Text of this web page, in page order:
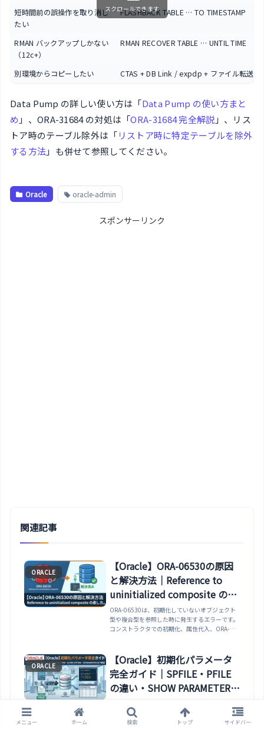
短時間前の誤操作を取り消し
たい
FLASHBACK TABLE … TO TIMESTAMP
RMAN バックアップしかない
（12c+）
RMAN RECOVER TABLE … UNTIL TIME
別環境からコピーしたい CTAS + DB Link / expdp + ファイル転送
スクロールできます
Data Pump の詳しい使い方は「Data Pump の使い方まと
め 」、ORA-31684 の対処は「ORA-31684 完全解説 」、リス
トア時のテーブル除外は「リストア時に特定テーブルを除外
する方法」も併せて参照してください。
Oracle oracle-admin
スポンサーリンク
関連記事
ORACLE
【Oracle】ORA-06530の原因
と解決方法｜Reference to
uninitialized composite の直
し方
ORA-06530は、初期化していないオブジェクト
型や複合型を参照した時に発生するエラーです。
コンストラクタでの初期化、属性代入、ORA-
ORACLE
【Oracle】初期化パラメータ
完全ガイド｜SPFILE・PFILE
の違い・SHOW PARAMETER・
V$PARAMETER まで解説
SPFILE と PFILE の違い・SHOW PARAMETER /
V$PARAMETER でのパラメータ確認・ALTER
メニュー ホーム 検索 トップ サイドバー